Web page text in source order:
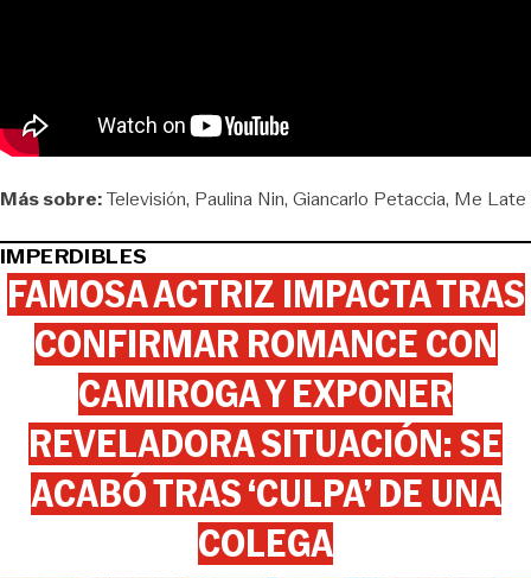
Más sobre:Televisión Paulina Nin Giancarlo Petaccia Me Late
IMPERDIBLES
FAMOSA ACTRIZ IMPACTA TRAS
CONFIRMAR ROMANCE CON
CAMIROGA Y EXPONER
REVELADORA SITUACIÓN: SE
ACABÓ TRAS ‘CULPA’ DE UNA
COLEGA